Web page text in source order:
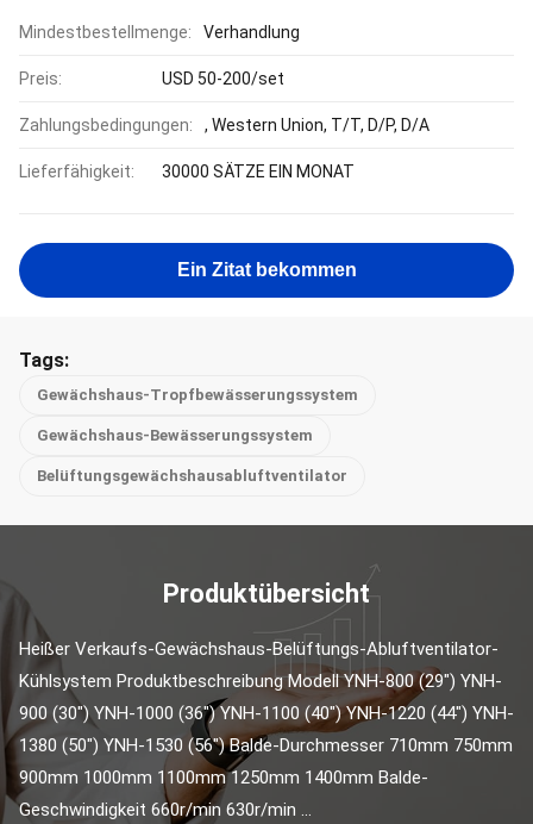
Mindestbestellmenge: Verhandlung
Preis: USD 50-200/set
Zahlungsbedingungen: , Western Union, T/T, D/P, D/A
Lieferfähigkeit: 30000 SÄTZE EIN MONAT
Ein Zitat bekommen
Tags:
Gewächshaus-Tropfbewässerungssystem
Gewächshaus-Bewässerungssystem
Belüftungsgewächshausabluftventilator
Produktübersicht
Heißer Verkaufs-Gewächshaus-Belüftungs-Abluftventilator-
Kühlsystem Produktbeschreibung Modell YNH-800 (29") YNH-
900 (30") YNH-1000 (36") YNH-1100 (40") YNH-1220 (44") YNH-
1380 (50") YNH-1530 (56") Balde-Durchmesser 710mm 750mm
900mm 1000mm 1100mm 1250mm 1400mm Balde-
Geschwindigkeit 660r/min 630r/min ...